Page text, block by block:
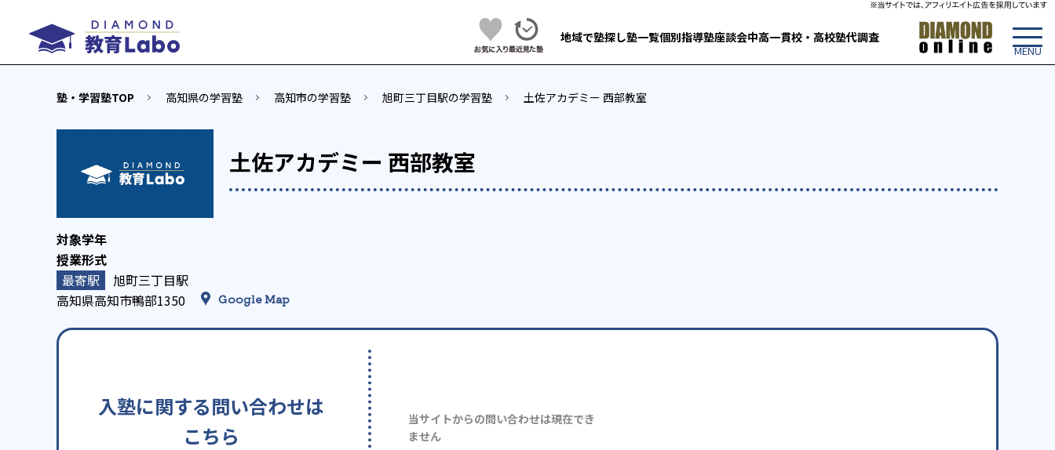
地域で塾探し塾一覧個別指導塾座談会中高一貫校・高校塾代調査
塾・学習塾TOP 高知県の学習塾 高知市の学習塾 旭町三丁目駅の学習塾 土佐アカデミー 西部教室
土佐アカデミー 西部教室
旭町三丁目駅
高知県高知市鴨部1350
Google Map
入塾に関する問い合わせは
こちら
当サイトからの問い合わせは現在でき
ません